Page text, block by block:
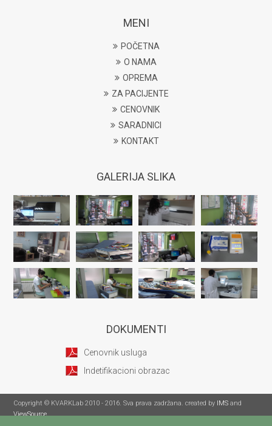
MENI
POČETNA
O NAMA
OPREMA
ZA PACIJENTE
CENOVNIK
SARADNICI
KONTAKT
GALERIJA SLIKA
DOKUMENTI
Cenovnik usluga
Indetifikacioni obrazac
Copyright © KVARKLab 2010 - 2016. Sva prava zadržana. created by IMS and
ViewSource